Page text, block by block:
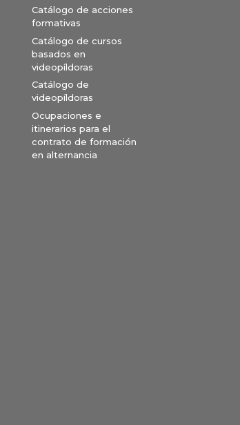
Catálogo de acciones
formativas
Catálogo de cursos
basados en
videopíldoras
Catálogo de
videopíldoras
Ocupaciones e
itinerarios para el
contrato de formación
en alternancia